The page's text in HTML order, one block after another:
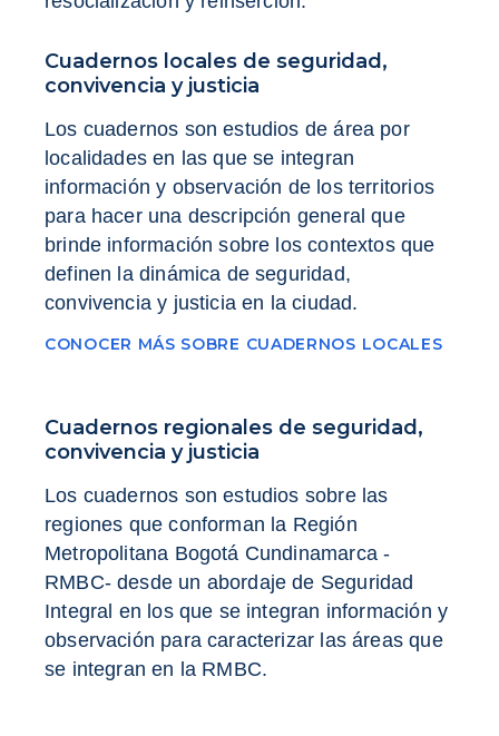
Cuadernos locales de seguridad,
convivencia y justicia
Los cuadernos son estudios de área por
localidades en las que se integran
información y observación de los territorios
para hacer una descripción general que
brinde información sobre los contextos que
definen la dinámica de seguridad,
convivencia y justicia en la ciudad.
CONOCER MÁS SOBRE CUADERNOS LOCALES
Cuadernos regionales de seguridad,
convivencia y justicia
Los cuadernos son estudios sobre las
regiones que conforman la Región
Metropolitana Bogotá Cundinamarca -
RMBC- desde un abordaje de Seguridad
Integral en los que se integran información y
observación para caracterizar las áreas que
se integran en la RMBC.